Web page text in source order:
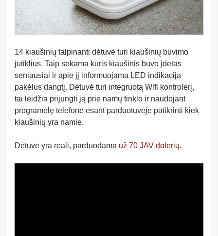
14 kiaušinių talpinanti dėtuvė turi kiaušinių buvimo
jutiklius. Taip sekama kuris kiaušinis buvo įdėtas
seniausiai ir apie jį informuojama LED indikacija
pakėlus dangtį. Dėtuvė turi integruotą Wifi kontrolerį,
tai leidžia prijungti ją prie namų tinklo ir naudojant
programėlę telefone esant parduotuvėje patikrinti kiek
kiaušinių yra namie.
Dėtuvė yra reali, parduodama už 70 JAV dolerių.